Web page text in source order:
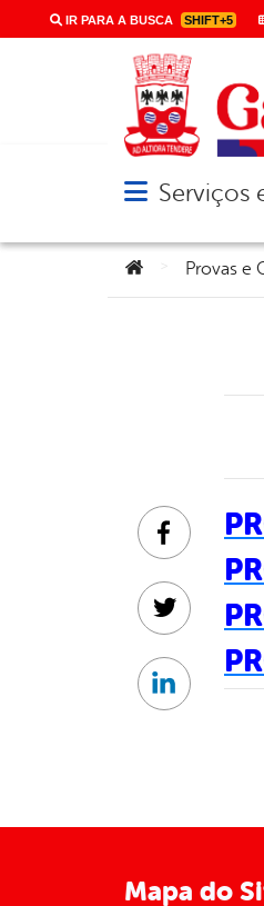
IR PARA A BUSCA SHIFT+5
Abrir menu
Serviços
Você está aqui:
Provas e
Facebook
Twitter
Linkedin
Mapa do